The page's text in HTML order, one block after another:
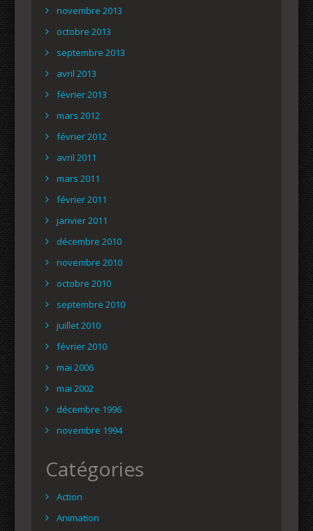
novembre 2013
octobre 2013
septembre 2013
avril 2013
février 2013
mars 2012
février 2012
avril 2011
mars 2011
février 2011
janvier 2011
décembre 2010
novembre 2010
octobre 2010
septembre 2010
juillet 2010
février 2010
mai 2006
mai 2002
décembre 1996
novembre 1994
Catégories
Action
Animation